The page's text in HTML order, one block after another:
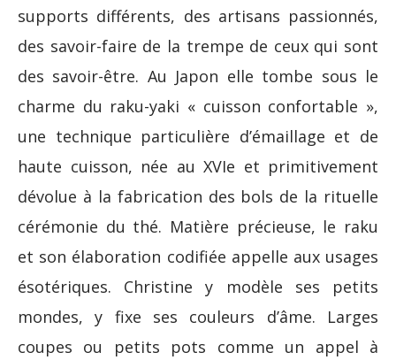
supports différents, des artisans passionnés,
des savoir-faire de la trempe de ceux qui sont
des savoir-être. Au Japon elle tombe sous le
charme du raku-yaki « cuisson confortable »,
une technique particulière d’émaillage et de
haute cuisson, née au XVIe et primitivement
dévolue à la fabrication des bols de la rituelle
cérémonie du thé. Matière précieuse, le raku
et son élaboration codifiée appelle aux usages
ésotériques. Christine y modèle ses petits
mondes, y fixe ses couleurs d’âme. Larges
coupes ou petits pots comme un appel à